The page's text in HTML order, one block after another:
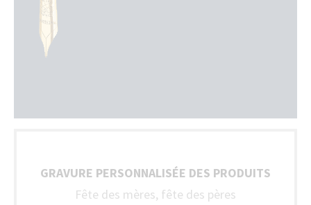
GRAVURE PERSONNALISÉE DES PRODUITS
Fête des mères, fête des pères